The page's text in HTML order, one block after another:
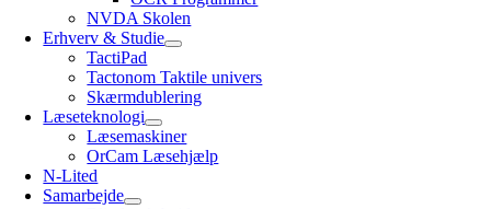
NVDA Skolen
Erhverv & Studie
TactiPad
Tactonom Taktile univers
Skærmdublering
Læseteknologi
Læsemaskiner
OrCam Læsehjælp
N-Lited
Samarbejde